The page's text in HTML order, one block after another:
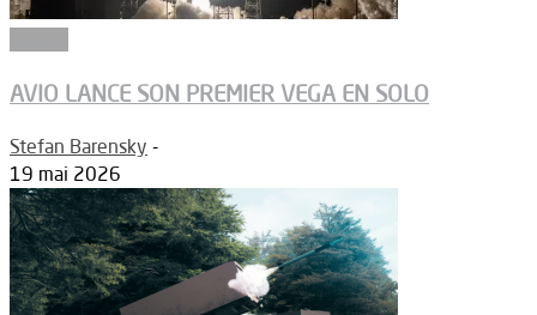
AVIO LANCE SON PREMIER VEGA EN SOLO
Stefan Barensky -
19 mai 2026